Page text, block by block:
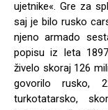
ujetnike«. Gre za
saj je bilo rusko
njeno armado
popisu iz leta
živelo skoraj 126
govorilo rusko,
turkotatarsko,